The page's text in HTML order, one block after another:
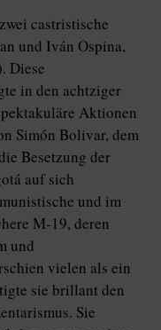
castristische
und Iván Ospina,
Diese
in den achtziger
Aktionen
Simón Bolivar, dem
Besetzung der
auf sich
und im
M-19, deren
und
vielen als ein
sie brillant den
Sie